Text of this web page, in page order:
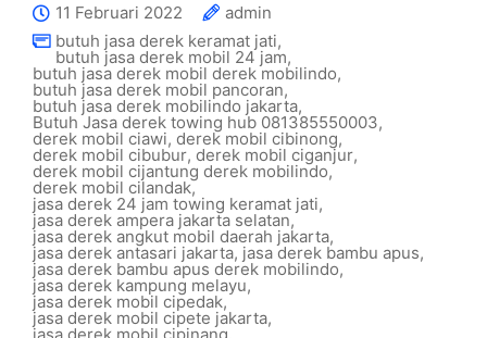
11 Februari 2022
admin
butuh jasa derek keramat jati,
butuh jasa derek mobil 24 jam,
butuh jasa derek mobil derek mobilindo,
butuh jasa derek mobil pancoran,
butuh jasa derek mobilindo jakarta,
Butuh Jasa derek towing hub 081385550003,
derek mobil ciawi, derek mobil cibinong,
derek mobil cibubur, derek mobil ciganjur,
derek mobil cijantung derek mobilindo,
derek mobil cilandak,
jasa derek 24 jam towing keramat jati,
jasa derek ampera jakarta selatan,
jasa derek angkut mobil daerah jakarta,
jasa derek antasari jakarta, jasa derek bambu apus,
jasa derek bambu apus derek mobilindo,
jasa derek kampung melayu,
jasa derek mobil cipedak,
jasa derek mobil cipete jakarta,
jasa derek mobil cipinang,